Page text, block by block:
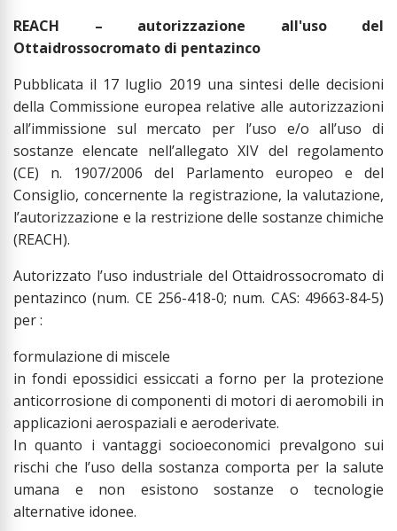
REACH – autorizzazione all'uso del
Ottaidrossocromato di pentazinco
Pubblicata il 17 luglio 2019 una sintesi delle decisioni
della Commissione europea relative alle autorizzazioni
all’immissione sul mercato per l’uso e/o all’uso di
sostanze elencate nell’allegato XIV del regolamento
(CE) n. 1907/2006 del Parlamento europeo e del
Consiglio, concernente la registrazione, la valutazione,
l’autorizzazione e la restrizione delle sostanze chimiche
(REACH).
Autorizzato l’uso industriale del Ottaidrossocromato di
pentazinco (num. CE 256-418-0; num. CAS: 49663-84-5)
per :
formulazione di miscele
in fondi epossidici essiccati a forno per la protezione
anticorrosione di componenti di motori di aeromobili in
applicazioni aerospaziali e aeroderivate.
In quanto i vantaggi socioeconomici prevalgono sui
rischi che l’uso della sostanza comporta per la salute
umana e non esistono sostanze o tecnologie
alternative idonee.